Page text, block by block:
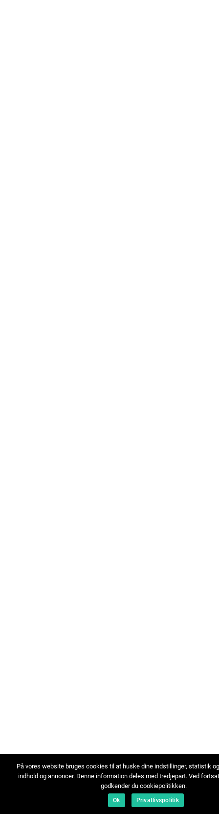
På vores website bruges cookies til at huske dine indstillinger, statistik
indhold og annoncer. Denne information deles med tredjepart. Ved
godkender du cookiepolitikken.
Ok Privatlivspolitik